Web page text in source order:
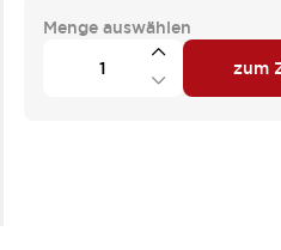
Menge auswählen
zum